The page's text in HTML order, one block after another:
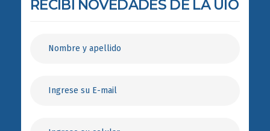
RECIBÍ NOVEDADES DE LA UIO